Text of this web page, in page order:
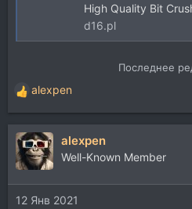
High Quality Bit
d16.pl
Последнее
Р
е
а
к
ц
и
и
:
alexpen
alexpen
Well-Known Member
12 Янв 2021